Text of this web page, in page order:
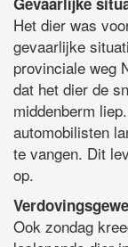
Het dier was
gevaarlijke
provinciale weg
dat het dier de
middenberm
automobilisten
te vangen. Dit
op.
Ook zondag